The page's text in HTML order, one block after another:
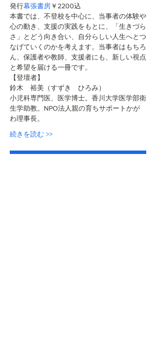
発行幕張書房￥2200込
本書では、不登校を中心に、当事者の体験や
心の動き、支援の実践をもとに、「生きづら
さ」とどう向き合い、自分らしい人生へとつ
なげていくのかを考えます。当事者はもちろ
ん、保護者や教師、支援者にも、新しい視点
と希望を届ける一冊です。
【登壇者】
鈴木　裕美（すずき　ひろみ）
小児科専門医、医学博士。香川大学医学部衛
生学助教。NPO法人親の育ちサポートかが
わ理事長。
続きを読む >>